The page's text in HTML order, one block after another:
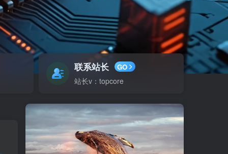
联系站长 GO
站长v：topcore